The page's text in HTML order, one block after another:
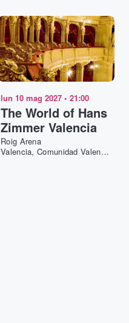
lun 10 mag 2027 • 21:00
The World of Hans
Zimmer Valencia
Roig Arena
Valencia, Comunidad Valenciana, ES